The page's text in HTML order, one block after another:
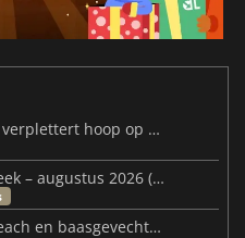
Steam Frame-prijs lekt uit en verplettert hoop op betaalbare VR
Niuwe Videogames van de week – augustus 2026 (week 32)
Palworld-update maakt Sunreach en baasgevechten stabieler